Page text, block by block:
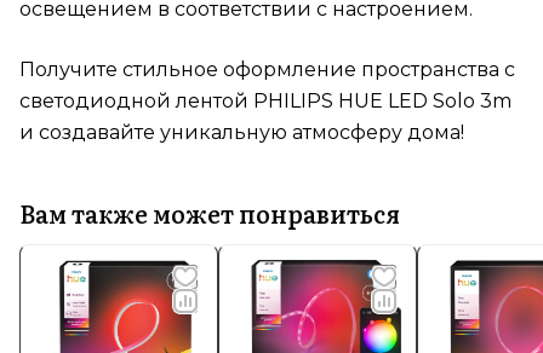
освещением в соответствии с настроением.
Получите стильное оформление пространства с
светодиодной лентой PHILIPS HUE LED Solo 3m
и создавайте уникальную атмосферу дома!
Вам также может понравиться